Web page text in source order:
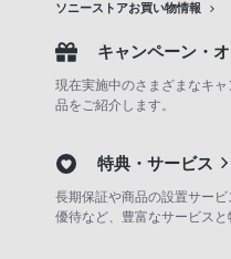
ソニーストアお買い物情報
キャンペーン・
現在実施中のさまざまなキ
品をご紹介します。
特典・サービス
長期保証や商品の設置サー
優待など、豊富なサービスと